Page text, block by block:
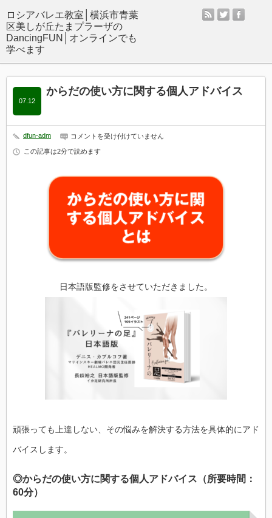
rss twitter
からだの使い方に関する個人アドバイス
07.12
dfun-adm
か
だ
に
関
す
る
ド
イ
ス
コメントを受け付けていません
この記事は2分で読めます
日本語版監修をさせていただきました。
頑張っても上達しない、その悩みを解決する方法を具体的にアド
バイスします。
◎からだの使い方に関する個人アドバイス（所要時間：
60分）